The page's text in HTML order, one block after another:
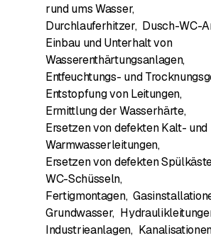
rund ums Wasser,
Durchlauferhitzer, Dusch-WC-
Einbau und Unterhalt von
Wasserenthärtungsanlagen,
Entfeuchtungs- und
Entstopfung von Leitungen,
Ermittlung der Wasserhärte,
Ersetzen von defekten Kalt- und
Warmwasserleitungen,
Ersetzen von defekten
WC-Schüsseln,
Fertigmontagen,
Grundwasser,
Industrieanlagen,